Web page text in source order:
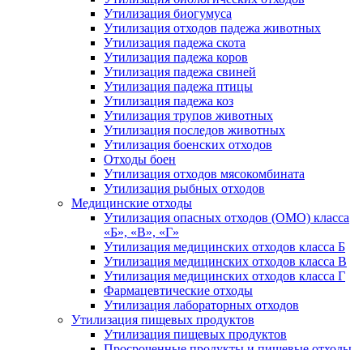
Утилизация биогумуса
Утилизация отходов падежа животных
Утилизация падежа скота
Утилизация падежа коров
Утилизация падежа свиней
Утилизация падежа птицы
Утилизация падежа коз
Утилизация трупов животных
Утилизация последов животных
Утилизация боенских отходов
Отходы боен
Утилизация отходов мясокомбината
Утилизация рыбных отходов
Медицинские отходы
Утилизация опасных отходов (ОМО) класса
«Б», «В», «Г»
Утилизация медицинских отходов класса Б
Утилизация медицинских отходов класса В
Утилизация медицинских отходов класса Г
Фармацевтические отходы
Утилизация лабораторных отходов
Утилизация пищевых продуктов
Утилизация пищевых продуктов